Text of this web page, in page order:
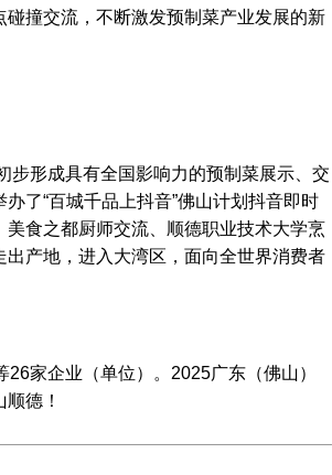
撞交流，不断激发预制菜产业发展的新
步形成具有全国影响力的预制菜展示、交
了“百城千品上抖音”佛山计划抖音即时
食之都厨师交流、顺德职业技术大学烹
产地，进入大湾区，面向全世界消费者
家企业（单位）。2025广东（佛山）
德！